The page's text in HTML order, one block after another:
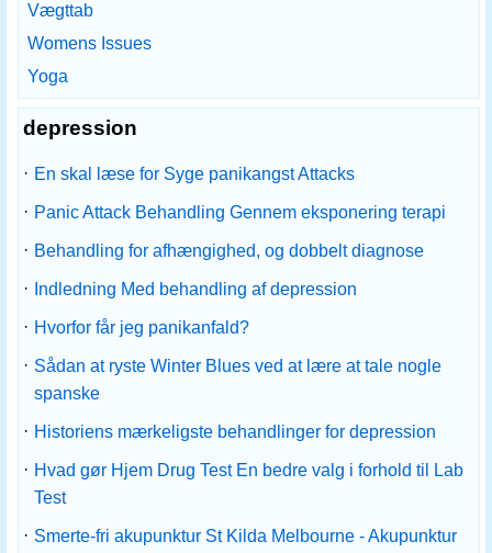
Vægttab
Womens Issues
Yoga
depression
· En skal læse for Syge panikangst Attacks
· Panic Attack Behandling Gennem eksponering terapi
· Behandling for afhængighed, og dobbelt diagnose
·
Indledning Med behandling af depression
· Hvorfor får jeg panikanfald?
· Sådan at ryste Winter Blues ved at lære at tale nogle
spanske
· Historiens mærkeligste behandlinger for depression
· Hvad gør Hjem Drug Test En bedre valg i forhold til Lab
Test
· Smerte-fri akupunktur St Kilda Melbourne - Akupunktur